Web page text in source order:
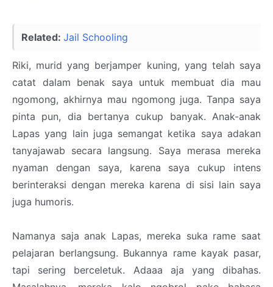
Related: Jail Schooling
Riki, murid yang berjamper kuning, yang telah saya
catat dalam benak saya untuk membuat dia mau
ngomong, akhirnya mau ngomong juga. Tanpa saya
pinta pun, dia bertanya cukup banyak. Anak-anak
Lapas yang lain juga semangat ketika saya adakan
tanyajawab secara langsung. Saya merasa mereka
nyaman dengan saya, karena saya cukup intens
berinteraksi dengan mereka karena di sisi lain saya
juga humoris.
Namanya saja anak Lapas, mereka suka rame saat
pelajaran berlangsung. Bukannya rame kayak pasar,
tapi sering berceletuk. Adaaa aja yang dibahas.